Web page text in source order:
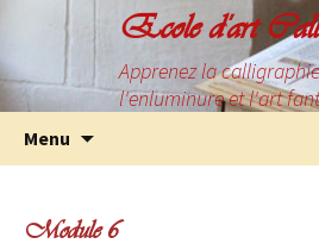
Ecole d'art
Apprenez la
l'enluminure et l'art
Menu
Module 6